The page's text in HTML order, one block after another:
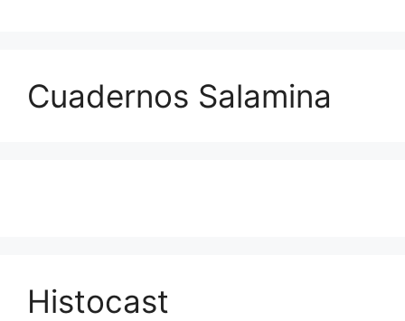
Cuadernos Salamina
Histocast